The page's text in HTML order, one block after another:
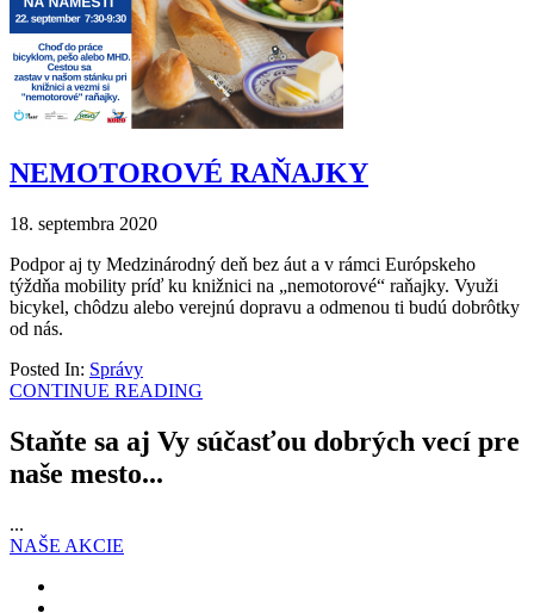
NEMOTOROVÉ RAŇAJKY
18. septembra 2020
Podpor aj ty Medzinárodný deň bez áut a v rámci Európskeho
týždňa mobility príď ku knižnici na „nemotorové“ raňajky. Využi
bicykel, chôdzu alebo verejnú dopravu a odmenou ti budú dobrôtky
od nás.
Posted In: Správy
CONTINUE READING
Staňte sa aj Vy súčasťou dobrých vecí pre
naše mesto...
...
NAŠE AKCIE